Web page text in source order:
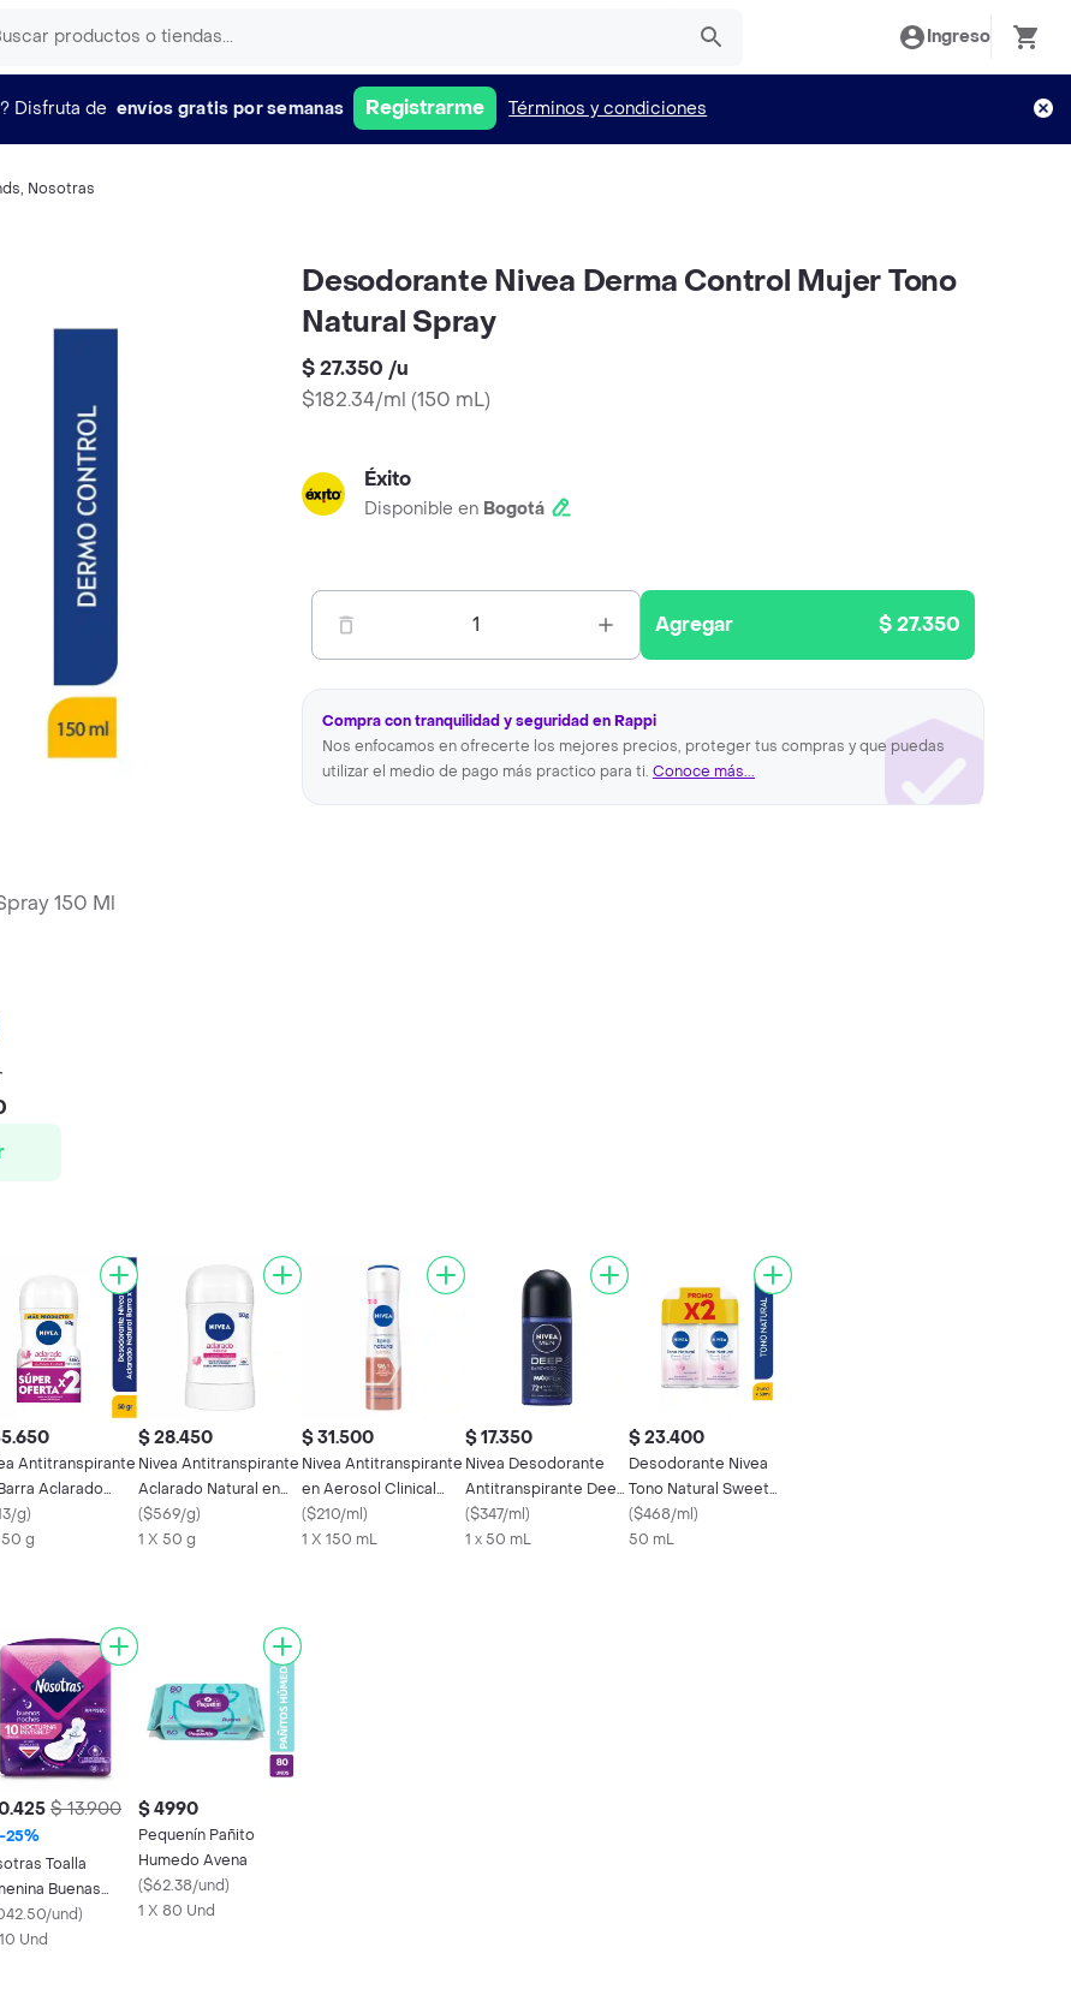
Ingreso
Disfruta de envíos gratis por semanas Registrarme Términos y condiciones
, Nosotras
Desodorante Nivea Derma Control Mujer Tono
Natural Spray
$ 27.350 /u
$182.34/ml (150 mL)
Éxito
Disponible en Bogotá
1 Agregar $ 27.350
Compra con tranquilidad y seguridad en Rappi
Nos enfocamos en ofrecerte los mejores precios, proteger tus compras y que puedas
utilizar el medio de pago más practico para ti. Conoce más...
150 Ml
Antitranspirante
Aclarado
Classic Touch
g)
g
$ 28.450
Nivea Antitranspirante
Aclarado Natural en
Barra
($569/g)
1 X 50 g
$ 31.500
Nivea Antitranspirante
en Aerosol Clinical
Tono Natural
($210/ml)
1 X 150 mL
$ 17.350
Nivea Desodorante
Antitranspirante Deep
Extreme Hombre
($347/ml)
1 x 50 mL
$ 23.400
Desodorante Nivea
Tono Natural Sweet
Roll On 2 X
($468/ml)
50 mL
$ 13.900
-25%
Toalla
Buenas
Rapisec
und)
Und
$ 4990
Pequenín Pañito
Humedo Avena
($62.38/und)
1 X 80 Und